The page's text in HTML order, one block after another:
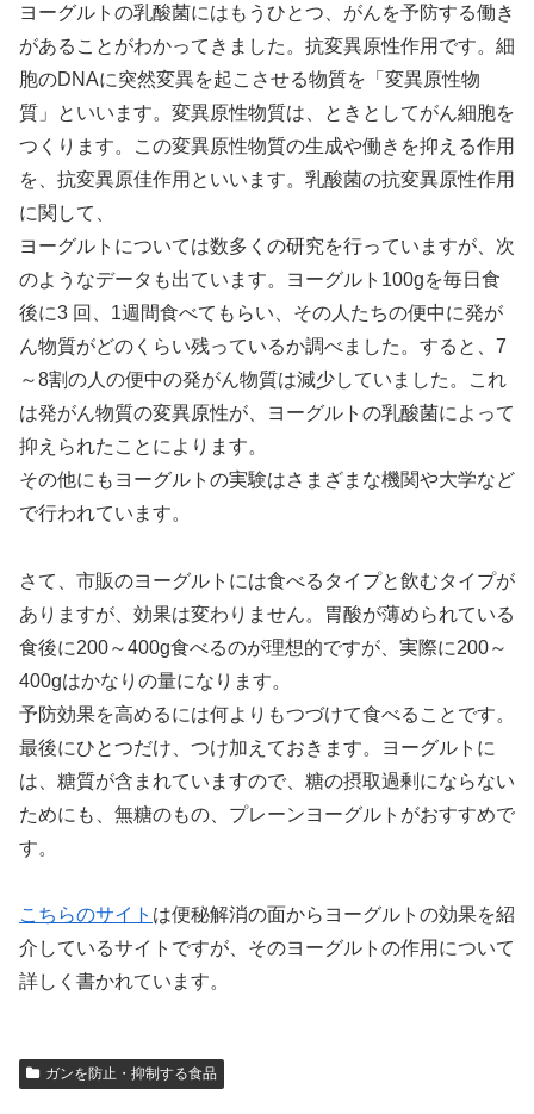
ヨーグルトの乳酸菌にはもうひとつ、がんを予防する働き
があることがわかってきました。抗変異原性作用です。細
胞のDNAに突然変異を起こさせる物質を「変異原性物
質」といいます。変異原性物質は、ときとしてがん細胞を
つくります。この変異原性物質の生成や働きを抑える作用
を、抗変異原佳作用といいます。乳酸菌の抗変異原性作用
に関して、
ヨーグルトについては数多くの研究を行っていますが、次
のようなデータも出ています。ヨーグルト100gを毎日食
後に3 回、1週間食べてもらい、その人たちの便中に発が
ん物質がどのくらい残っているか調べました。すると、7
～8割の人の便中の発がん物質は減少していました。これ
は発がん物質の変異原性が、ヨーグルトの乳酸菌によって
抑えられたことによります。
その他にもヨーグルトの実験はさまざまな機関や大学など
で行われています。
さて、市販のヨーグルトには食べるタイプと飲むタイプが
ありますが、効果は変わりません。胃酸が薄められている
食後に200～400g食べるのが理想的ですが、実際に200～
400gはかなりの量になります。
予防効果を高めるには何よりもつづけて食べることです。
最後にひとつだけ、つけ加えておきます。ヨーグルトに
は、糖質が含まれていますので、糖の摂取過剰にならない
ためにも、無糖のもの、プレーンヨーグルトがおすすめで
す。
こちらのサイト は便秘解消の面からヨーグルトの効果を紹
介しているサイトですが、そのヨーグルトの作用について
詳しく書かれています。
ガンを防止・抑制する食品